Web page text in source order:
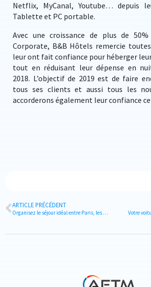
Netflix, MyCanal, Youtube… depuis
Tablette et PC portable.
Avec une croissance de plus de
Corporate, B&B Hôtels remercie
leur ont fait confiance pour héberger
tout en réduisant leur dépense en
2018. L’objectif de 2019 est de faire
tous ses clients et aussi tous les
accorderons également leur confiance
ARTICLE PRÉCÉDENT
Organisez le séjour idéal entre Paris, les Alpes ou la Côte d’Azur pour toutes les occasions ! Votre